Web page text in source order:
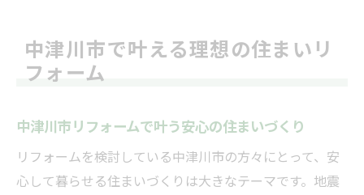
中津川市で叶える理想の住まいリ
フォーム
中津川市リフォームで叶う安心の住まいづくり
リフォームを検討している中津川市の方々にとって、安
心して暮らせる住まいづくりは大きなテーマです。地震